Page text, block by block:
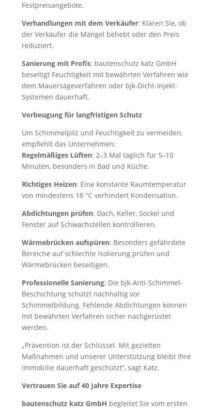
Festpreisangebote.
Verhandlungen mit dem Verkäufer: Klären Sie, ob
der Verkäufer die Mängel behebt oder den Preis
reduziert.
Sanierung mit Profis: bautenschutz katz GmbH
beseitigt Feuchtigkeit mit bewährten Verfahren wie
dem Mauersägeverfahren oder bjk-Dicht-Injekt-
Systemen dauerhaft.
Vorbeugung für langfristigen Schutz
Um Schimmelpilz und Feuchtigkeit zu vermeiden,
empfiehlt das Unternehmen:
Regelmäßiges Lüften: 2–3 Mal täglich für 5–10
Minuten, besonders in Bad und Küche.
Richtiges Heizen: Eine konstante Raumtemperatur
von mindestens 18 °C verhindert Kondensation.
Abdichtungen prüfen: Dach, Keller, Sockel und
Fenster auf Schwachstellen kontrollieren.
Wärmebrücken aufspüren: Besonders gefährdete
Bereiche auf schlechte Isolierung prüfen und
Wärmebrücken beseitigen.
Professionelle Sanierung: Die bjk-Anti-Schimmel-
Beschichtung schützt nachhaltig vor
Schimmelbildung. Fehlende Abdichtungen können
mit bewährten Verfahren sicher nachgerüstet
werden.
„Prävention ist der Schlüssel. Mit gezielten
Maßnahmen und unserer Unterstützung bleibt Ihre
Immobilie dauerhaft geschützt“, sagt Katz.
Vertrauen Sie auf 40 Jahre Expertise
bautenschutz katz GmbH begleitet Sie vom ersten